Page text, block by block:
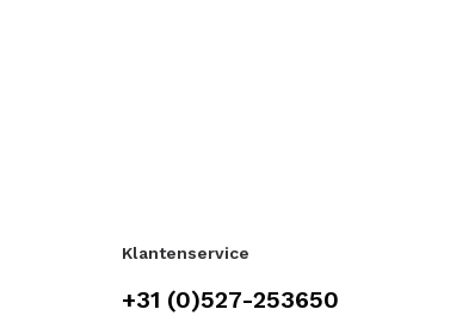
Klantenservice
+31 (0)527-253650